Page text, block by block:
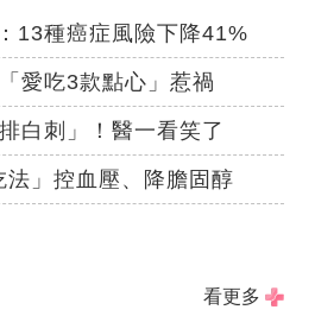
13種癌症風險下降41%
愛吃3款點心」惹禍
白刺」！醫一看笑了
」控血壓、降膽固醇
看更多